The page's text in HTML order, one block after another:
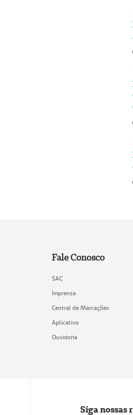
Fale Conosco
SAC
Imprensa
Central de Marcações
Aplicativo
Ouvidoria
Siga nossas